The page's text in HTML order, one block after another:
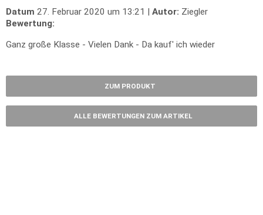
Datum 27. Februar 2020 um 13:21 | Autor: Ziegler
Bewertung:
Ganz große Klasse - Vielen Dank - Da kauf' ich wieder
ZUM PRODUKT
ALLE BEWERTUNGEN ZUM ARTIKEL